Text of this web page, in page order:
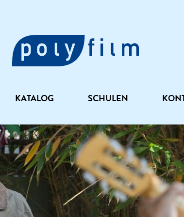
KATALOG SCHULEN